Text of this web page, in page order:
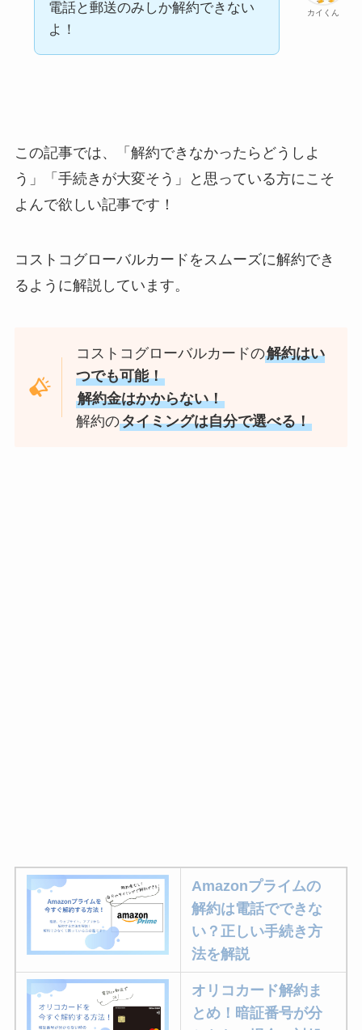
カイくん
電話と郵送のみしか解約できない
よ！
この記事では、「解約できなかったらどうしよ
う」「手続きが大変そう」と思っている方にこそ
よんで欲しい記事です！
コストコグローバルカードをスムーズに解約でき
るように解説しています。
コストコグローバルカードの解約はい
つでも可能！
解約金はかからない！
解約のタイミングは自分で選べる！
Amazonプライムの
解約は電話でできな
い？正しい手続き方
法を解説
オリコカード解約ま
とめ！暗証番号が分